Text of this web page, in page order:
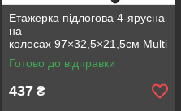
Етажерка підлогова 4-ярусна
на
колесах 97×32,5×21,5см Multi
fucntion Rack JC606
/ Підлогова вузька стелаж-
Готово до відправки
437 ₴